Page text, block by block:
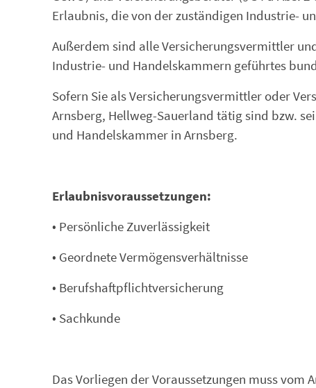
Erlaubnis, die von der zuständigen Industrie-
Außerdem sind alle Versicherungsvermittler
Industrie- und Handelskammern geführtes
Sofern Sie als Versicherungsvermittler oder
Arnsberg, Hellweg-Sauerland tätig sind bzw.
und Handelskammer in Arnsberg.
Erlaubnisvoraussetzungen:
• Persönliche Zuverlässigkeit
• Geordnete Vermögensverhältnisse
• Berufshaftpflichtversicherung
• Sachkunde
Das Vorliegen der Voraussetzungen muss vom